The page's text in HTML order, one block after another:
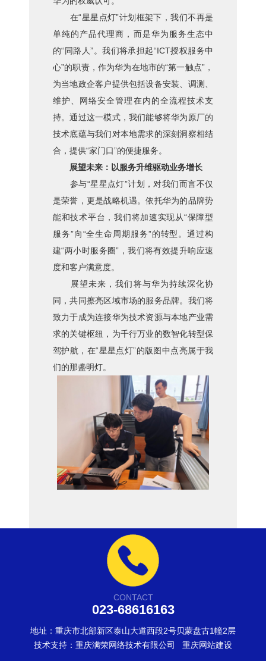
在“星星点灯”计划框架下，我们不再是
单纯的产品代理商，而是华为服务生态中
的“同路人”。我们将承担起“ICT授权服务中
心”的职责，作为华为在地市的“第一触点”，
为当地政企客户提供包括设备安装、调测、
维护、网络安全管理在内的全流程技术支
持。通过这一模式，我们能够将华为原厂的
技术底蕴与我们对本地需求的深刻洞察相结
合，提供“家门口”的便捷服务。
展望未来：以服务升维驱动业务增长
参与“星星点灯”计划，对我们而言不仅
是荣誉，更是战略机遇。依托华为的品牌势
能和技术平台，我们将加速实现从“保障型
服务”向“全生命周期服务”的转型。通过构
建“两小时服务圈”，我们将有效提升响应速
度和客户满意度。
展望未来，我们将与华为持续深化协
同，共同擦亮区域市场的服务品牌。我们将
致力于成为连接华为技术资源与本地产业需
求的关键枢纽，为千行万业的数智化转型保
驾护航，在“星星点灯”的版图中点亮属于我
们的那盏明灯。
CONTACT
023-68616163
地址：重庆市北部新区泰山大道西段2号贝蒙盘古1幢2层
技术支持： 重庆满荣网络技术有限公司 重庆网站建设